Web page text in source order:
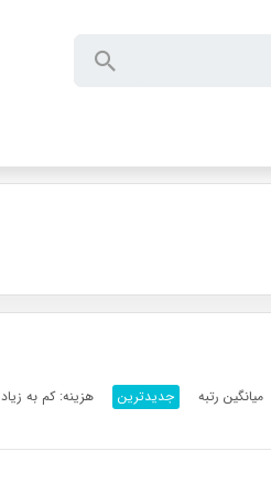
میانگین رتبه جدیدترین هزینه: کم به زیاد